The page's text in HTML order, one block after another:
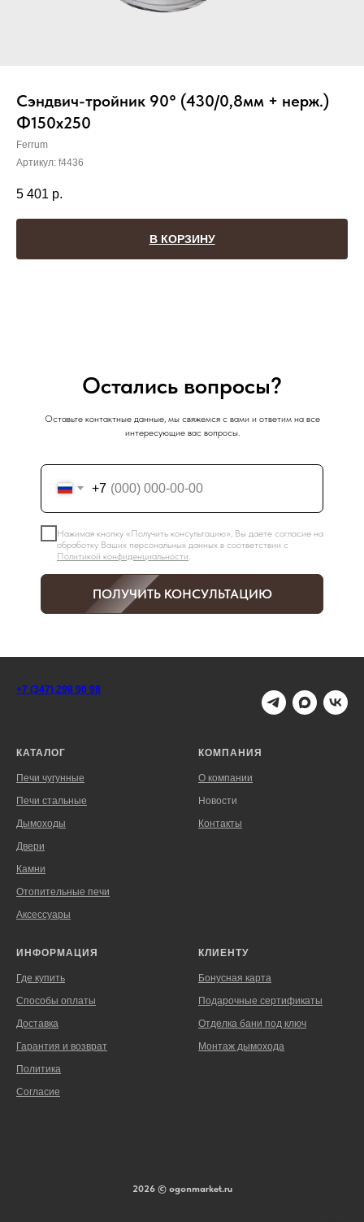
Сэндвич-тройник 90° (430/0,8мм + нерж.)
Ф150х250
Ferrum
Артикул: f4436
5 401 р.
В КОРЗИНУ
Остались вопросы?
Оставьте контактные данные, мы свяжемся с вами и ответим на все
интересующие вас вопросы.
+7
Нажимая кнопку «Получить консультацию», Вы даете согласие на
обработку Ваших персональных данных в соответствии с
Политикой конфиденциальности
ПОЛУЧИТЬ КОНСУЛЬТАЦИЮ
+7 (347) 298 90 98
КАТАЛОГ
Печи чугунные
Печи стальные
Дымоходы
Двери
Камни
Отопительные печи
Аксессуары
КОМПАНИЯ
О компании
Новости
Контакты
ИНФОРМАЦИЯ
Где купить
Способы оплаты
Доставка
Гарантия и возврат
Политика
Согласие
КЛИЕНТУ
Бонусная карта
Подарочные сертификаты
Отделка бани под ключ
Монтаж дымохода
2026 © ogonmarket.ru